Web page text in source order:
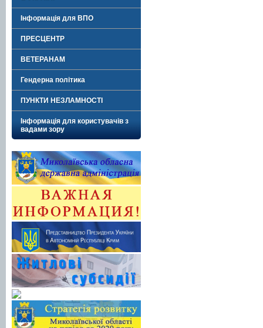
Інформація для ВПО
ПРЕСЦЕНТР
ВЕТЕРАНАМ
Гендерна політика
ПУНКТИ НЕЗЛАМНОСТІ
Інформація для користувачів з
вадами зору